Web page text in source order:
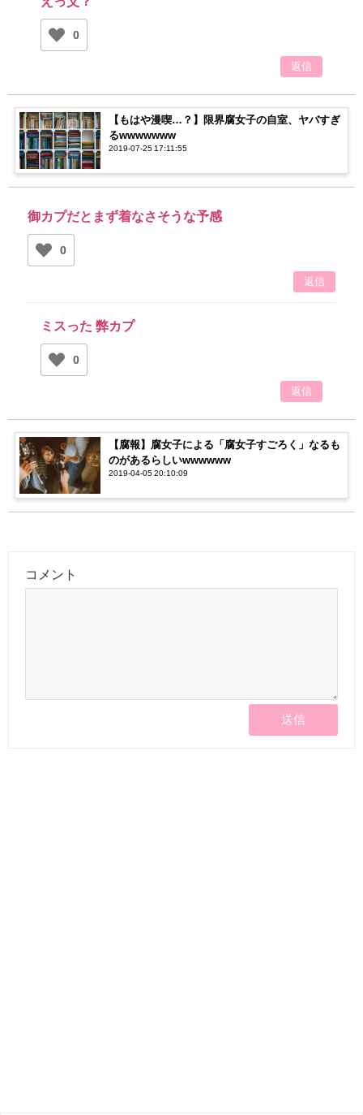
0
返信
【もはや漫喫…？】限界腐女子の自室、ヤバすぎ
るwwwwwww
2019-07-25 17:11:55
御カプだとまず着なさそうな予感
0
返信
ミスった 弊カプ
0
返信
【腐報】腐女子による「腐女子すごろく」なるも
のがあるらしいwwwwww
2019-04-05 20:10:09
コメント